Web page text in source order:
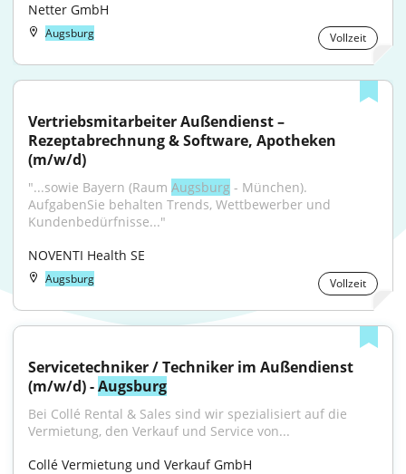
Netter GmbH
Augsburg Vollzeit
Vertriebsmitarbeiter Außendienst –
Rezeptabrechnung & Software, Apotheken
(m/w/d)
"...sowie Bayern (Raum Augsburg - München).
AufgabenSie behalten Trends, Wettbewerber und
Kundenbedürfnisse..."
NOVENTI Health SE
Augsburg Vollzeit
Servicetechniker / Techniker im Außendienst
(m/w/d) - Augsburg
Bei Collé Rental & Sales sind wir spezialisiert auf die
Vermietung, den Verkauf und Service von...
Collé Vermietung und Verkauf GmbH